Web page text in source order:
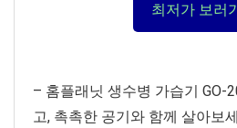
최저가 보러
– 홈플래닛 생수병 가습기 GO-
고, 촉촉한 공기와 함께 살아보